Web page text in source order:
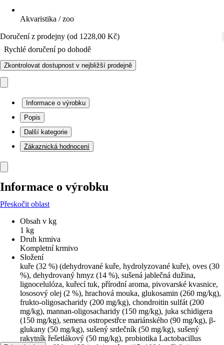
Akvaristika / zoo
Doručení z prodejny (od 1228,00 Kč)
Rychlé doručení po dohodě
Zkontrolovat dostupnost v nejbližší prodejně
Informace o výrobku
Popis
Další kategorie
Zákaznická hodnocení
Informace o výrobku
Přeskočit oblast
Obsah v kg
1 kg
Druh krmiva
Kompletní krmivo
Složení
kuře (32 %) (dehydrované kuře, hydrolyzované kuře), oves (30
%), dehydrovaný hmyz (14 %), sušená jablečná dužina,
lignocelulóza, kuřecí tuk, přírodní aroma, pivovarské kvasnice,
lososový olej (2 %), hrachová mouka, glukosamin (260 mg/kg),
frukto-oligosacharidy (200 mg/kg), chondroitin sulfát (200
mg/kg), mannan-oligosacharidy (150 mg/kg), juka schidigera
(150 mg/kg), semena ostropestřce mariánského (90 mg/kg), β-
glukany (50 mg/kg), sušený srdečník (50 mg/kg), sušený
rakytník řešetlákový (50 mg/kg), probiotika Lactobacillus